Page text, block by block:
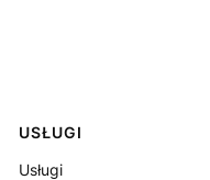
USŁUGI
Usługi